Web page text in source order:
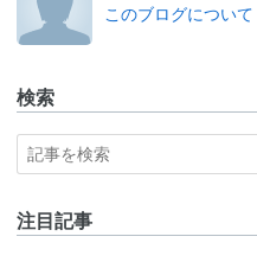
ログ
このブログについて
検索
注目記事